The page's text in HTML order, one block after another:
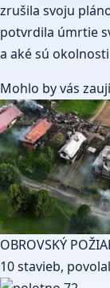
zrušila svoju
potvrdila úmrtie
a aké sú
Mohlo by vás
OBROVSKÝ
10 stavieb,